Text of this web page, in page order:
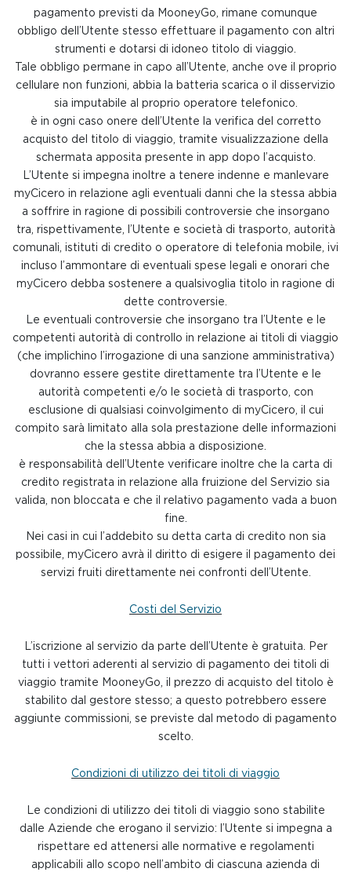
pagamento previsti da MooneyGo, rimane comunque
obbligo dell’Utente stesso effettuare il pagamento con altri
strumenti e dotarsi di idoneo titolo di viaggio.
Tale obbligo permane in capo all’Utente, anche ove il proprio
cellulare non funzioni, abbia la batteria scarica o il disservizio
sia imputabile al proprio operatore telefonico.
è in ogni caso onere dell’Utente la verifica del corretto
acquisto del titolo di viaggio, tramite visualizzazione della
schermata apposita presente in app dopo l’acquisto.
L’Utente si impegna inoltre a tenere indenne e manlevare
myCicero in relazione agli eventuali danni che la stessa abbia
a soffrire in ragione di possibili controversie che insorgano
tra, rispettivamente, l’Utente e società di trasporto, autorità
comunali, istituti di credito o operatore di telefonia mobile, ivi
incluso l’ammontare di eventuali spese legali e onorari che
myCicero debba sostenere a qualsivoglia titolo in ragione di
dette controversie.
Le eventuali controversie che insorgano tra l’Utente e le
competenti autorità di controllo in relazione ai titoli di viaggio
(che implichino l’irrogazione di una sanzione amministrativa)
dovranno essere gestite direttamente tra l’Utente e le
autorità competenti e/o le società di trasporto, con
esclusione di qualsiasi coinvolgimento di myCicero, il cui
compito sarà limitato alla sola prestazione delle informazioni
che la stessa abbia a disposizione.
è responsabilità dell’Utente verificare inoltre che la carta di
credito registrata in relazione alla fruizione del Servizio sia
valida, non bloccata e che il relativo pagamento vada a buon
fine.
Nei casi in cui l’addebito su detta carta di credito non sia
possibile, myCicero avrà il diritto di esigere il pagamento dei
servizi fruiti direttamente nei confronti dell’Utente.
Costi del Servizio
L’iscrizione al servizio da parte dell’Utente è gratuita. Per
tutti i vettori aderenti al servizio di pagamento dei titoli di
viaggio tramite MooneyGo, il prezzo di acquisto del titolo è
stabilito dal gestore stesso; a questo potrebbero essere
aggiunte commissioni, se previste dal metodo di pagamento
scelto.
Condizioni di utilizzo dei titoli di viaggio
Le condizioni di utilizzo dei titoli di viaggio sono stabilite
dalle Aziende che erogano il servizio: l’Utente si impegna a
rispettare ed attenersi alle normative e regolamenti
applicabili allo scopo nell’ambito di ciascuna azienda di